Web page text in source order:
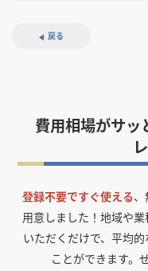
戻る
費用相場がサッ
登録不要ですぐ使える
用意しました！ 地域や
いただくだけで、平均
ことができます。